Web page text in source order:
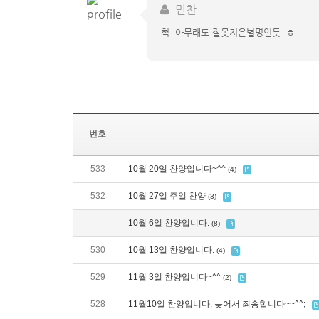
민찬
헉..아무래도 잘못지은별명인듯..ㅎ
번호
533 10월 20일 찬양입니다~^^ (4)
532 10월 27일 주일 찬양 (3)
10월 6일 찬양입니다. (8)
530 10월 13일 찬양입니다. (4)
529 11월 3일 찬양입니다~^^ (2)
528 11월10일 찬양입니다. 늦어서 죄송합니다~~^^;